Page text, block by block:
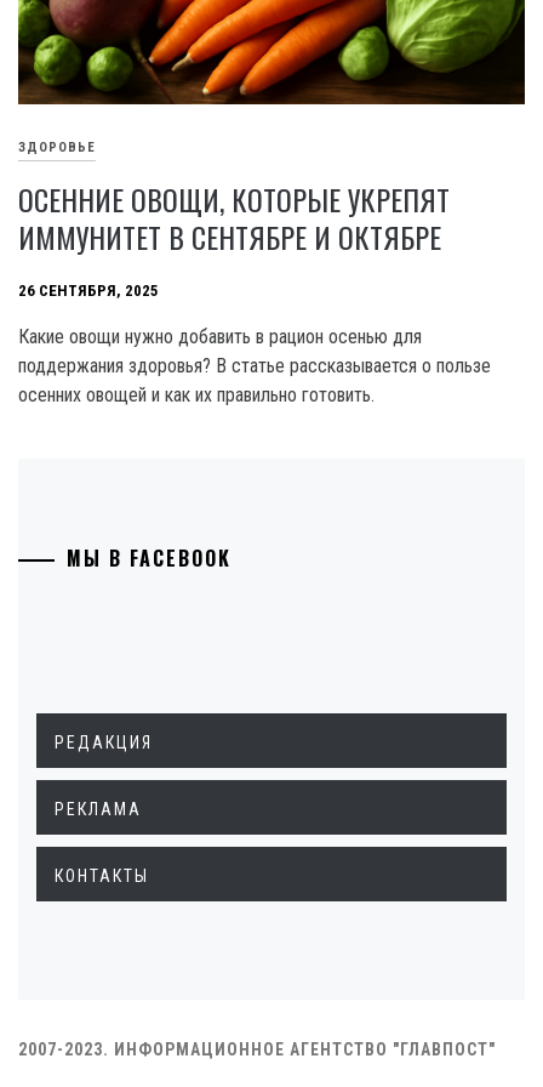
ЗДОРОВЬЕ
ОСЕННИЕ ОВОЩИ, КОТОРЫЕ УКРЕПЯТ
ИММУНИТЕТ В СЕНТЯБРЕ И ОКТЯБРЕ
26 СЕНТЯБРЯ, 2025
Какие овощи нужно добавить в рацион осенью для
поддержания здоровья? В статье рассказывается о пользе
осенних овощей и как их правильно готовить.
МЫ В FACEBOOK
РЕДАКЦИЯ
РЕКЛАМА
КОНТАКТЫ
2007-2023. ИНФОРМАЦИОННОЕ АГЕНТСТВО "ГЛАВПОСТ"